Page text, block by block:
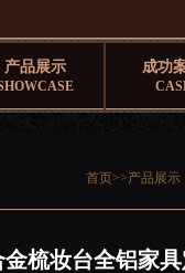
产品展示 成功
首页>>产品展示
金梳妆台全铝家